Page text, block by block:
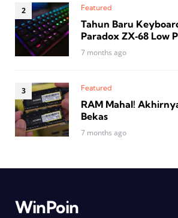
Featured
Tahun Baru
Paradox ZX‑68 Low
7 months ago
Featured
RAM Mahal!
Bekas
7 months ago
WinPoin